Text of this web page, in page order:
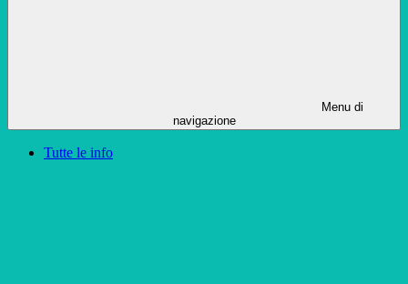
Menu di
navigazione
Tutte le info